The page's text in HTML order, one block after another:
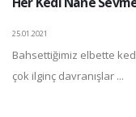
25.01.2021
Bahsettiğimiz elbette
çok ilginç davranışlar ...